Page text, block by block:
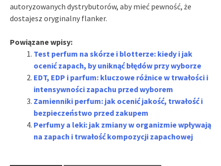
autoryzowanych dystrybutorów, aby mieć pewność, że
dostajesz oryginalny flanker.
Powiązane wpisy:
Test perfum na skórze i blotterze: kiedy i jak
ocenić zapach, by uniknąć błędów przy wyborze
EDT, EDP i parfum: kluczowe różnice w trwałości i
intensywności zapachu przed wyborem
Zamienniki perfum: jak ocenić jakość, trwałość i
bezpieczeństwo przed zakupem
Perfumy a leki: jak zmiany w organizmie wpływają
na zapach i trwałość kompozycji zapachowej